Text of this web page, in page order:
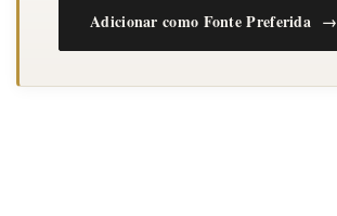
Adicionar como Fonte Preferida →